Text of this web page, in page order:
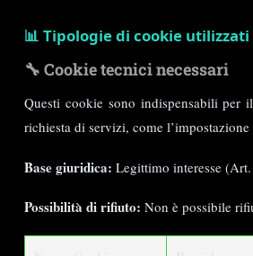
📊 Tipologie di cookie
🔧 Cookie tecnici necessari
Questi cookie sono indispensabili per
richiesta di servizi, come
Base giuridica: Legittimo interesse
Possibilità di rifiuto: Non è possibile